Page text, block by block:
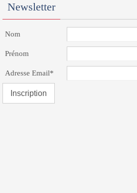
Newsletter
Nom
Prénom
Adresse Email*